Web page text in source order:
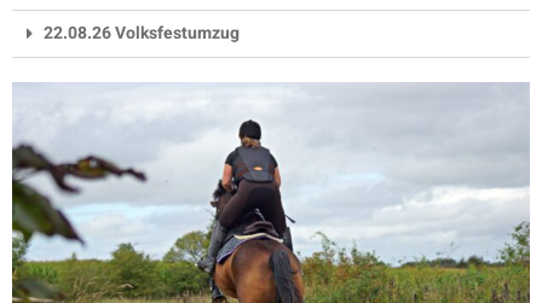
22.08.26 Volksfestumzug